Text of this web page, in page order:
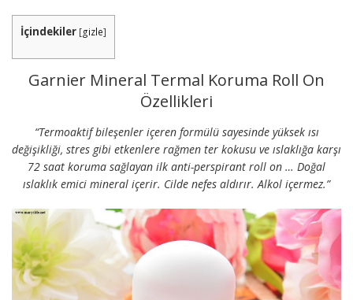
İçindekiler [gizle]
Garnier Mineral Termal Koruma Roll On
Özellikleri
“Termoaktif bileşenler içeren formülü sayesinde yüksek ısı
değişikliği, stres gibi etkenlere rağmen ter kokusu ve ıslaklığa karşı
72 saat koruma sağlayan ilk anti-perspirant roll on … Doğal
ıslaklık emici mineral içerir. Cilde nefes aldırır. Alkol içermez.”